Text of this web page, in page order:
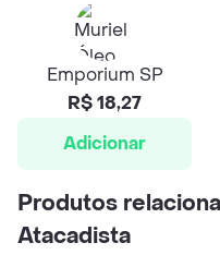
Emporium SP
R$ 18,27
Adicionar
Produtos
Atacadista